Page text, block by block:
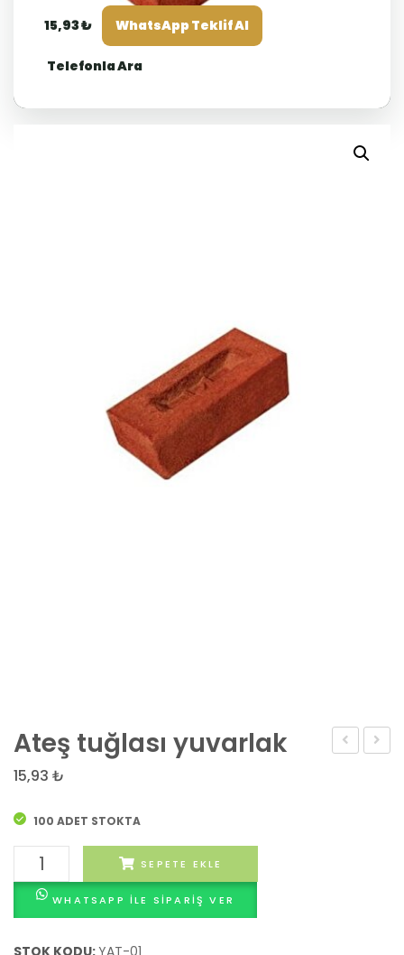
15,93 ₺ WhatsApp Teklif Al
Telefonla Ara
Ateş tuğlası yuvarlak
15,93 ₺
100 ADET STOKTA
Ateş
tuğlası
yuvarlak
SEPETE EKLE
WHATSAPP ILE SIPARIŞ VER
STOK KODU:YAT-01